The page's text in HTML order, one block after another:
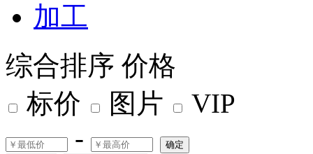
加工
综合排序 价格
标价
图片
VIP
-
确定